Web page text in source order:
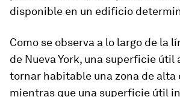
disponible en un edificio
Como se observa a lo largo de la
de Nueva York, una superficie útil
tornar habitable una zona de alta
mientras que una superficie útil